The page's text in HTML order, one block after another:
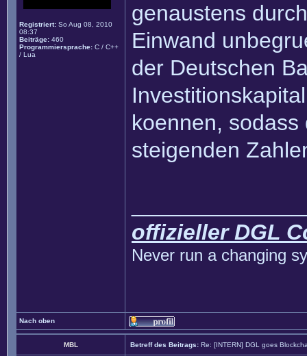
Registriert: So Aug 08, 2010
08:37
Beiträge: 460
Programmiersprache: C / C++
/ Lua
genaustens
Einwand
der Deutschen
koennen, sodass
steigenden
offizieller DGL
Never run a changing
Nach oben
MBL Betreff des Beitrags: Re: [INTERN] DGL goes